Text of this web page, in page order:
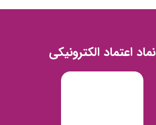
نماد اعتماد الکترونیکی